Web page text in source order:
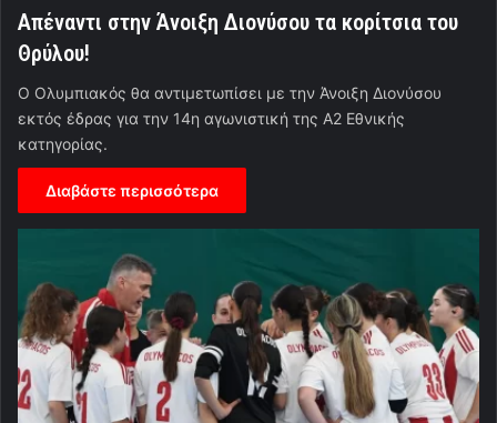
Απέναντι στην Άνοιξη Διονύσου τα κορίτσια του
Θρύλου!
Ο Ολυμπιακός θα αντιμετωπίσει με την Άνοιξη Διονύσου
εκτός έδρας για την 14η αγωνιστική της Α2 Εθνικής
κατηγορίας.
Διαβάστε περισσότερα